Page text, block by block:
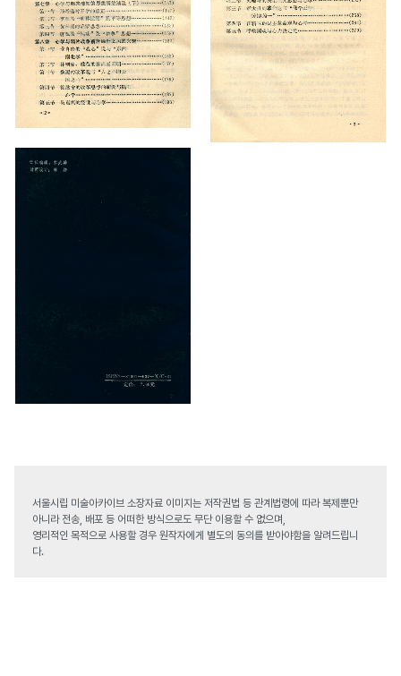
서울시립 미술아카이브 소장자료 이미지는 저작권법 등 관계법령에 따라 복제뿐만
아니라 전송, 배포 등 어떠한 방식으로도 무단 이용할 수 없으며,
영리적인 목적으로 사용할 경우 원작자에게 별도의 동의를 받아야함을 알려드립니
다.